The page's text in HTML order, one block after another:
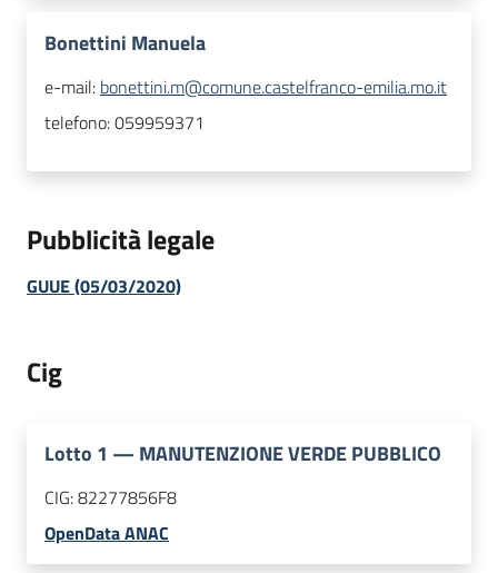
Bonettini Manuela
e-mail: bonettini.m@comune.castelfranco-emilia.mo.it
telefono:059959371
Pubblicità legale
GUUE (05/03/2020)
Cig
Lotto 1 — MANUTENZIONE VERDE PUBBLICO
CIG:82277856F8
OpenData ANAC